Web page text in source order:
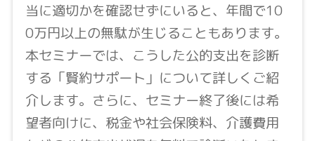
当に適切かを確認せずにいると、年間で10
0万円以上の無駄が生じることもあります。
本セミナーでは、こうした公的支出を診断
する「賢約サポート」について詳しくご紹
介します。さらに、セミナー終了後には希
望者向けに、税金や社会保険料、介護費用